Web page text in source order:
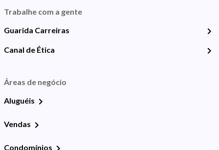
Trabalhe com a gente
Guarida Carreiras
Canal de Ética
Áreas de negócio
Aluguéis
Vendas
Condomínios